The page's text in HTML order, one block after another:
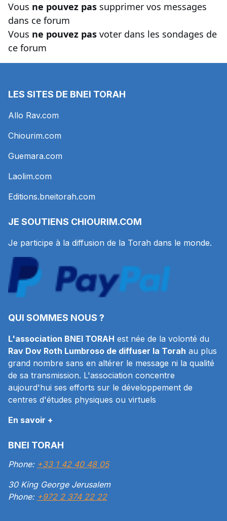
Vous ne pouvez pas supprimer vos messages
dans ce forum
Vous ne pouvez pas voter dans les sondages de
ce forum
LES SITES DE BNEI TORAH
Allo Rav.com
Chiourim.com
Guemara.com
Laolim.com
Editions.bneitorah.com
JE SOUTIENS CHIOURIM.COM
Je participe à la diffusion de la Torah dans le monde.
QUI SOMMES NOUS ?
L'association BNEI TORAH est née de la volonté du
Rav Dov Roth Lumbroso de diffuser la Torah au plus
grand nombre sans en altérer le message ni la qualité
de sa transmission. L'association concentre
aujourd'hui ses efforts sur le développement de
centres d'études physiques ou virtuels
En savoir +
BNEI TORAH
Phone: +33 1 42 40 48 05
30 King George Jerusalem
Phone: +972 2 374 22 22